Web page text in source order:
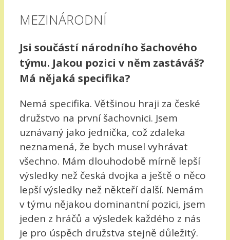
MEZINÁRODNÍ
Jsi součástí národního šachového
týmu. Jakou pozici v něm zastáváš?
Má nějaká specifika?
Nemá specifika. Většinou hraji za české
družstvo na první šachovnici. Jsem
uznávaný jako jednička, což zdaleka
neznamená, že bych musel vyhrávat
všechno. Mám dlouhodobě mírně lepší
výsledky než česká dvojka a ještě o něco
lepší výsledky než někteří další. Nemám
v týmu nějakou dominantní pozici, jsem
jeden z hráčů a výsledek každého z nás
je pro úspěch družstva stejně důležitý.